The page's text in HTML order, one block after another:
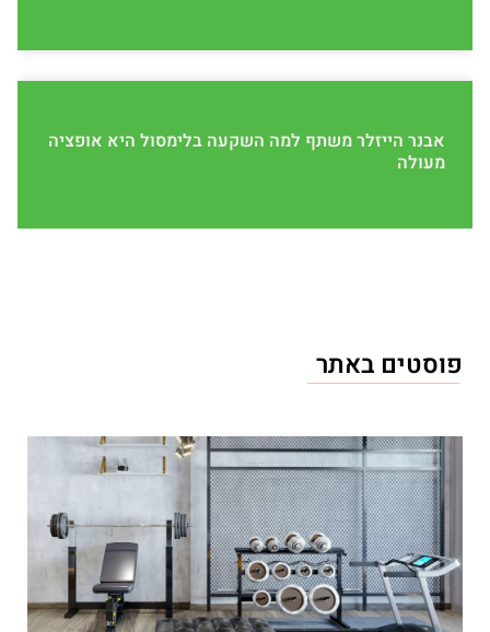
אבנר הייזלר משתף למה השקעה בלימסול היא אופציה
מעולה
פוסטים באתר